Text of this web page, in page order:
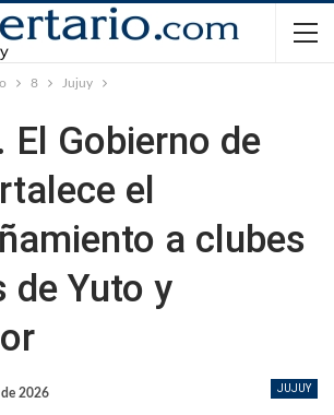
8 Jujuy
El Gobierno de
el
a clubes
de Yuto y
JUJUY
2026